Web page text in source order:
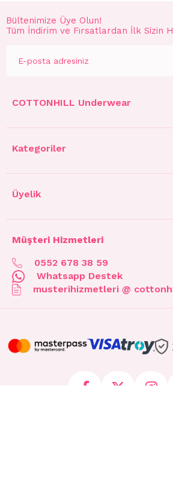
Bültenimize Üye Olun!
Tüm İndirim ve Fırsatlardan İlk Sizin
COTTONHILL Underwear
Kategoriler
Üyelik
Müşteri Hizmetleri
0552 678 38 59
Whatsapp Destek
musterihizmetleri @